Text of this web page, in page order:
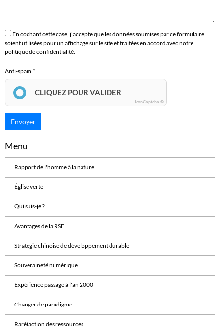
En cochant cette case, j'accepte que les données soumises par ce formulaire
soient utilisées pour un affichage sur le site et traitées en accord avec notre
politique de confidentialité.
Anti-spam
CLIQUEZ POUR VALIDER
IconCaptcha ©
Envoyer
Menu
Rapport de l'homme à la nature
Église verte
Qui suis-je ?
Avantages de la RSE
Stratégie chinoise de développement durable
Souveraineté numérique
Expérience passage à l'an 2000
Changer de paradigme
Raréfaction des ressources